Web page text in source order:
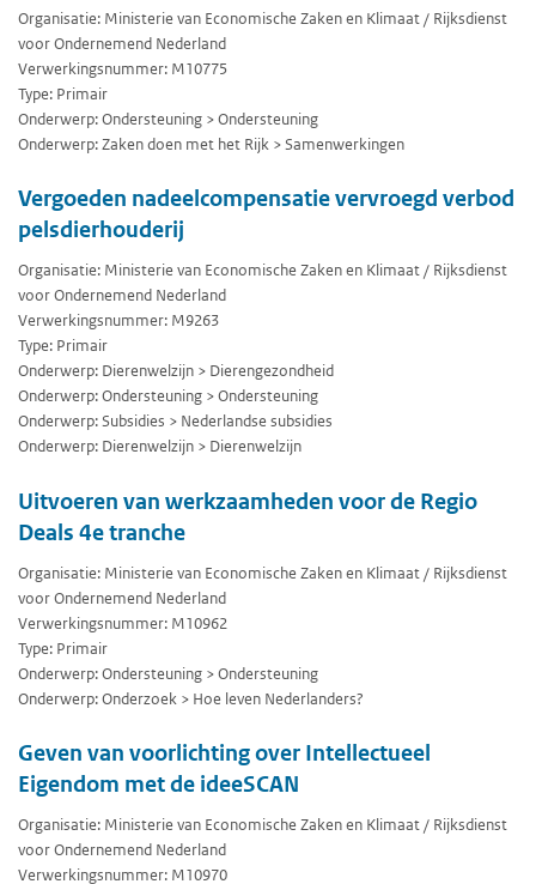
Organisatie: Ministerie van Economische Zaken en Klimaat / Rijksdienst
voor Ondernemend Nederland
Verwerkingsnummer: M10775
Type: Primair
Onderwerp: Ondersteuning > Ondersteuning
Onderwerp: Zaken doen met het Rijk > Samenwerkingen
Vergoeden nadeelcompensatie vervroegd verbod
pelsdierhouderij
Organisatie: Ministerie van Economische Zaken en Klimaat / Rijksdienst
voor Ondernemend Nederland
Verwerkingsnummer: M9263
Type: Primair
Onderwerp: Dierenwelzijn > Dierengezondheid
Onderwerp: Ondersteuning > Ondersteuning
Onderwerp: Subsidies > Nederlandse subsidies
Onderwerp: Dierenwelzijn > Dierenwelzijn
Uitvoeren van werkzaamheden voor de Regio
Deals 4e tranche
Organisatie: Ministerie van Economische Zaken en Klimaat / Rijksdienst
voor Ondernemend Nederland
Verwerkingsnummer: M10962
Type: Primair
Onderwerp: Ondersteuning > Ondersteuning
Onderwerp: Onderzoek > Hoe leven Nederlanders?
Geven van voorlichting over Intellectueel
Eigendom met de ideeSCAN
Organisatie: Ministerie van Economische Zaken en Klimaat / Rijksdienst
voor Ondernemend Nederland
Verwerkingsnummer: M10970